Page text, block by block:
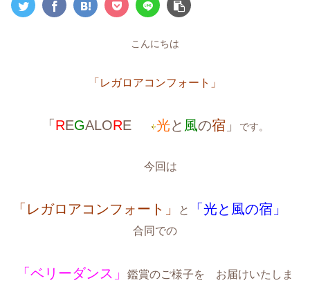
こんにちは
「レガロアコンフォート」
「REGALORE 光と 風の宿 」 です。
今回は
「レガロアコンフォート」 と 「光と風の宿」
合同での
「ベリーダンス 」
鑑賞のご様子を お届けいたしま